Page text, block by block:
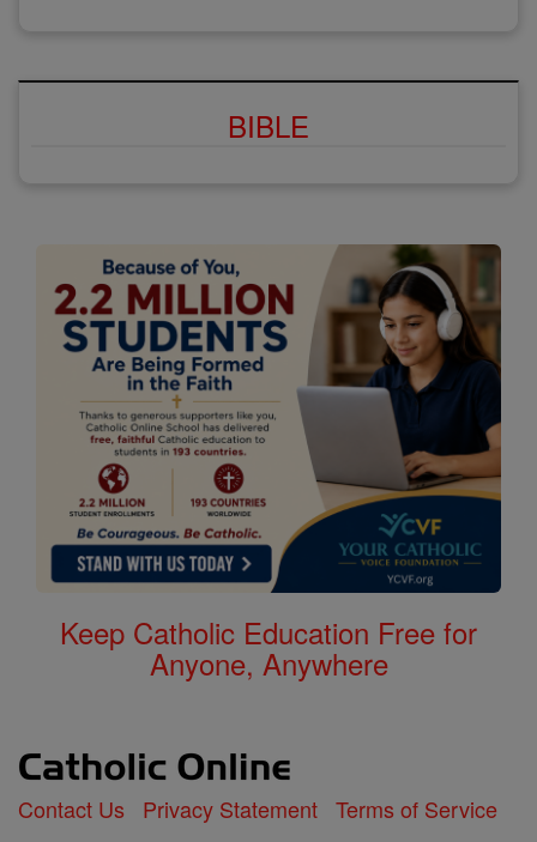
BIBLE
Keep Catholic Education Free for
Anyone, Anywhere
Contact Us Privacy Statement Terms of Service